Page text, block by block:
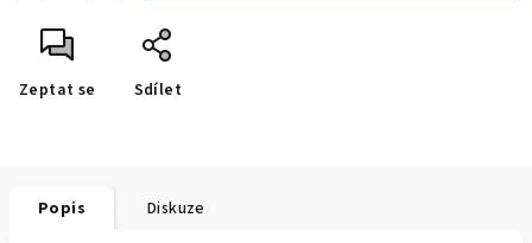
Zeptat se Sdílet
Popis Diskuze